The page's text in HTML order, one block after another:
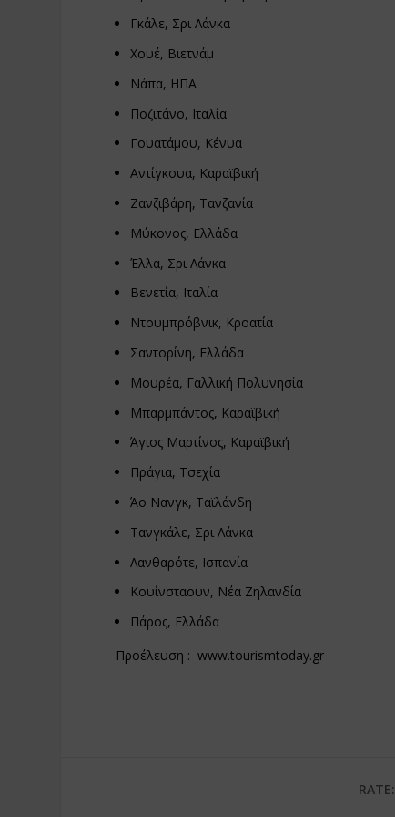
Γκάλε, Σρι Λάνκα
Χουέ, Βιετνάμ
Νάπα, ΗΠΑ
Ποζιτάνο, Ιταλία
Γουατάμου, Κένυα
Αντίγκουα, Καραϊβική
Ζανζιβάρη, Τανζανία
Μύκονος, Ελλάδα
Έλλα, Σρι Λάνκα
Βενετία, Ιταλία
Ντουμπρόβνικ, Κροατία
Σαντορίνη, Ελλάδα
Μουρέα, Γαλλική Πολυνησία
Μπαρμπάντος, Καραϊβική
Άγιος Μαρτίνος, Καραϊβική
Πράγια, Τσεχία
Άο Νανγκ, Ταϊλάνδη
Τανγκάλε, Σρι Λάνκα
Λανθαρότε, Ισπανία
Κουίνσταουν, Νέα Ζηλανδία
Πάρος, Ελλάδα
Προέλευση :www.tourismtoday.gr
RATE: